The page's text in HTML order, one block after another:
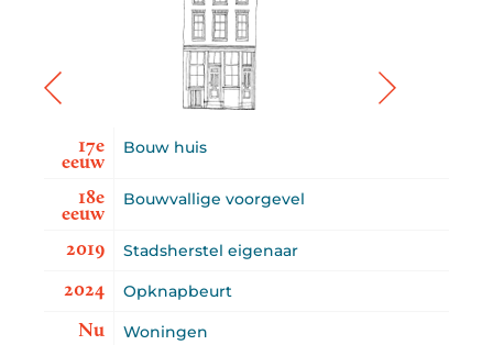
17e
eeuw
Bouw huis
18e
eeuw
Bouwvallige voorgevel
2019 Stadsherstel eigenaar
2024 Opknapbeurt
Nu Woningen